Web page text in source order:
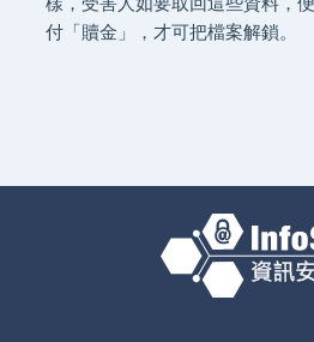
付「贖金」，才可把檔案解鎖。